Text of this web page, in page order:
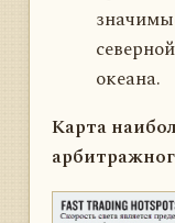
океана.
Карта